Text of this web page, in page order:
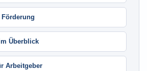
Überblick
Arbeitgeber